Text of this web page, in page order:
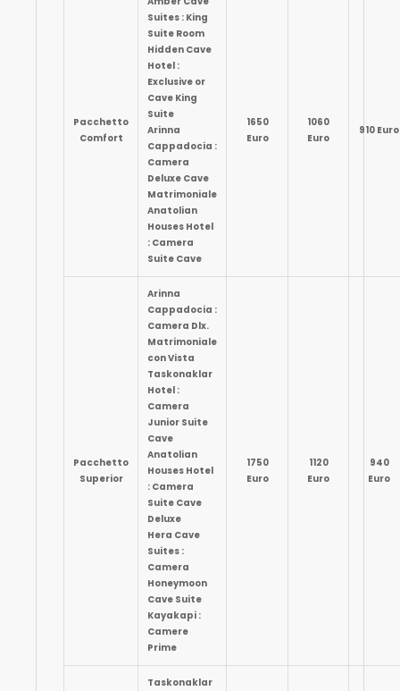
Pacchetto
Comfort
Suites : King
Suite Room
Hidden Cave
Hotel :
Exclusive or
Cave King
Suite
Arinna
Cappadocia :
Camera
Deluxe Cave
Matrimoniale
Anatolian
Houses Hotel
: Camera
Suite Cave
1650
Euro
1060
Euro
910 Euro
Pacchetto
Superior
Arinna
Cappadocia :
Camera Dlx.
Matrimoniale
con Vista
Taskonaklar
Hotel :
Camera
Junior Suite
Cave
Anatolian
Houses Hotel
: Camera
Suite Cave
Deluxe
Hera Cave
Suites :
Camera
Honeymoon
Cave Suite
Kayakapi :
Camere
Prime
1750
Euro
1120
Euro
940
Euro
Taskonaklar